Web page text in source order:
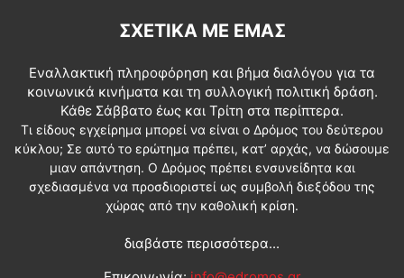
ΣΧΕΤΙΚΆ ΜΕ ΕΜΆΣ
Εναλλακτική πληροφόρηση και βήμα διαλόγου για τα
κοινωνικά κινήματα και τη συλλογική πολιτική δράση.
Κάθε Σάββατο έως και Τρίτη στα περίπτερα.
Τι είδους εγχείρημα μπορεί να είναι ο Δρόμος του δεύτερου
κύκλου; Σε αυτό το ερώτημα πρέπει, κατ’ αρχάς, να δώσουμε
μιαν απάντηση. Ο Δρόμος πρέπει ενσυνείδητα και
σχεδιασμένα να προσδιοριστεί ως συμβολή διεξόδου της
χώρας από την καθολική κρίση.
διαβάστε περισσότερα...